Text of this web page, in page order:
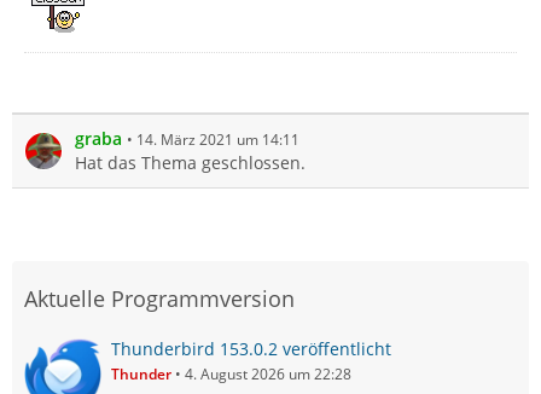
graba 14. März 2021 um 14:11
Hat das Thema geschlossen.
Aktuelle Programmversion
Thunderbird 153.0.2 veröffentlicht
Thunder 4. August 2026 um 22:28